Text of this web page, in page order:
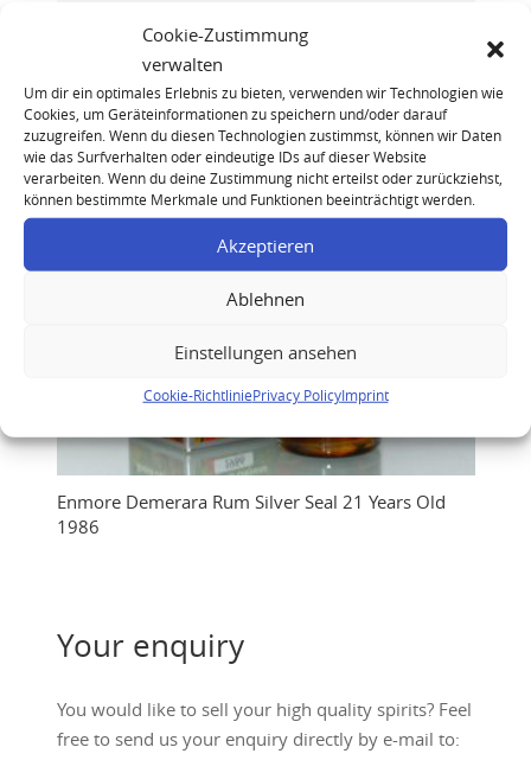
Cookie-Zustimmung
verwalten
Um dir ein optimales Erlebnis zu bieten, verwenden wir Technologien wie
Cookies, um Geräteinformationen zu speichern und/oder darauf
zuzugreifen. Wenn du diesen Technologien zustimmst, können wir Daten
wie das Surfverhalten oder eindeutige IDs auf dieser Website
verarbeiten. Wenn du deine Zustimmung nicht erteilst oder zurückziehst,
können bestimmte Merkmale und Funktionen beeinträchtigt werden.
Akzeptieren
Ablehnen
Einstellungen ansehen
Cookie-RichtliniePrivacy PolicyImprint
Enmore Demerara Rum Silver Seal 21 Years Old
1986
Your enquiry
You would like to sell your high quality spirits? Feel
free to send us your enquiry directly by e-mail to: